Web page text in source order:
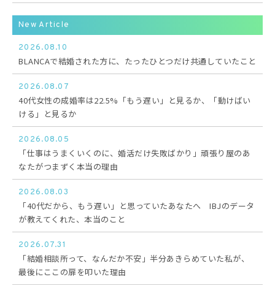
New Article
2026.08.10
BLANCAで結婚された方に、たったひとつだけ共通していたこと
2026.08.07
40代女性の成婚率は22.5%「もう遅い」と見るか、「動けばい
ける」と見るか
2026.08.05
「仕事はうまくいくのに、婚活だけ失敗ばかり」頑張り屋のあ
なたがつまずく本当の理由
2026.08.03
「40代だから、もう遅い」と思っていたあなたへ IBJのデータ
が教えてくれた、本当のこと
2026.07.31
「結婚相談所って、なんだか不安」半分あきらめていた私が、
最後にここの扉を叩いた理由